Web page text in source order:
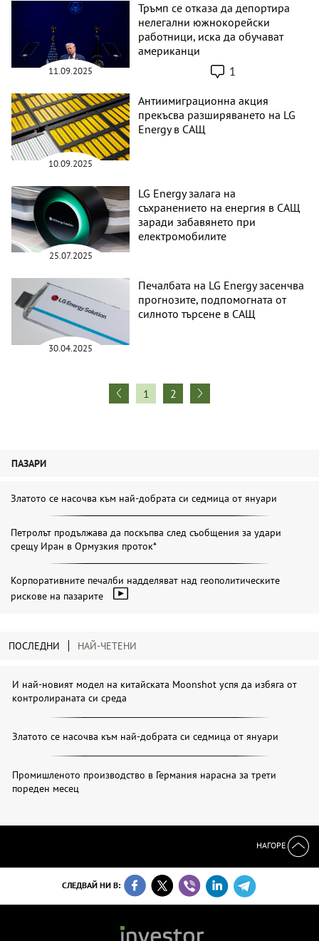
11.09.2025
Тръмп се отказа да депортира
нелегални южнокорейски
работници, иска да обучават
американци
1
10.09.2025
Антиимиграционна акция
прекъсва разширяването на LG
Energy в САЩ
25.07.2025
LG Energy залага на
съхранението на енергия в САЩ
заради забавянето при
електромобилите
30.04.2025
Печалбата на LG Energy засенчва
прогнозите, подпомогната от
силното търсене в САЩ
1 2
ПАЗАРИ
Златото се насочва към най-добрата си седмица от януари
Петролът продължава да поскъпва след съобщения за удари
срещу Иран в Ормузкия проток*
Корпоративните печалби надделяват над геополитическите
рискове на пазарите
ПОСЛЕДНИ НАЙ-ЧЕТЕНИ
И най-новият модел на китайската Moonshot успя да избяга от
контролираната си среда
Златото се насочва към най-добрата си седмица от януари
Промишленото производство в Германия нарасна за трети
пореден месец
НАГОРЕ
СЛЕДВАЙ НИ В: